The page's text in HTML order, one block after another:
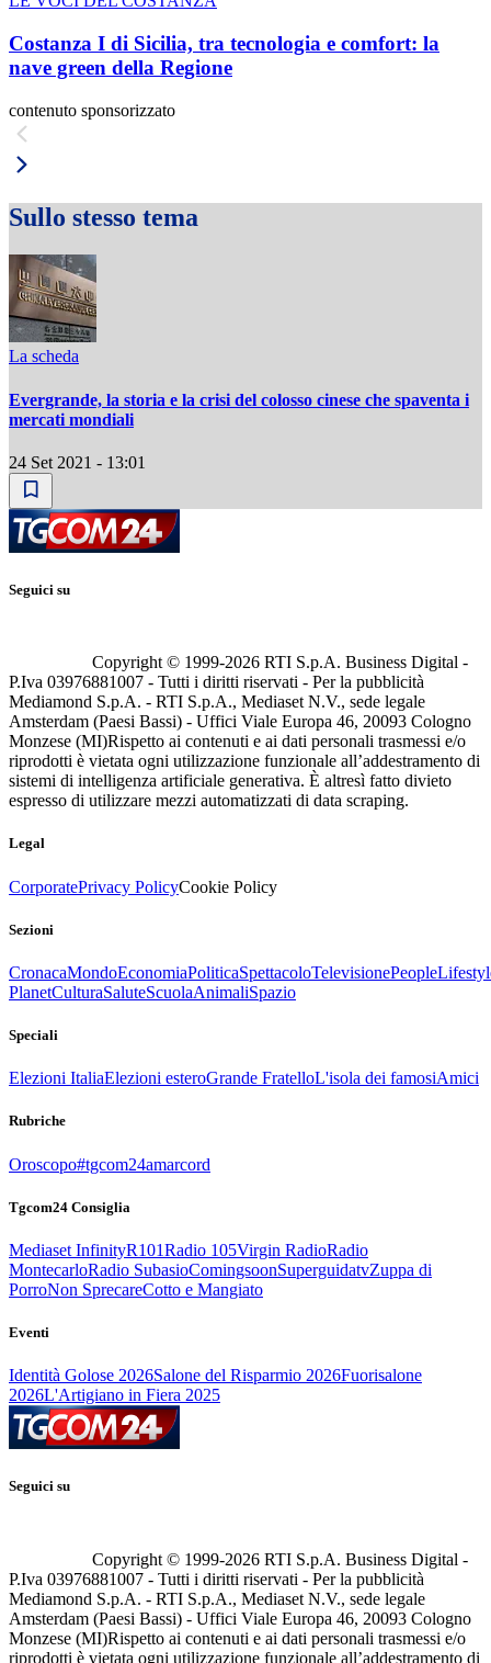
Costanza I di Sicilia, tra tecnologia e comfort: la
nave green della Regione
contenuto sponsorizzato
Sullo stesso tema
La scheda
Evergrande, la storia e la crisi del colosso cinese che spaventa i
mercati mondiali
24 Set 2021 - 13:01
Seguici su
Copyright © 1999-2026 RTI S.p.A. Business Digital -
P.Iva 03976881007 - Tutti i diritti riservati - Per la pubblicità
Mediamond S.p.A. - RTI S.p.A., Mediaset N.V., sede legale
Amsterdam (Paesi Bassi) - Uffici Viale Europa 46, 20093 Cologno
Monzese (MI)Rispetto ai contenuti e ai dati personali trasmessi e/o
riprodotti è vietata ogni utilizzazione funzionale all’addestramento di
sistemi di intelligenza artificiale generativa. È altresì fatto divieto
espresso di utilizzare mezzi automatizzati di data scraping.
Legal
CorporatePrivacy PolicyCookie Policy
Sezioni
CronacaMondoEconomiaPoliticaSpettacoloTelevisionePeople
PlanetCulturaSaluteScuolaAnimaliSpazio
Speciali
Elezioni ItaliaElezioni esteroGrande FratelloL'isola dei famosiAmici
Rubriche
Oroscopo#tgcom24amarcord
Tgcom24 Consiglia
Mediaset InfinityR101Radio 105Virgin RadioRadio
MontecarloRadio SubasioComingsoonSuperguidatvZuppa di
PorroNon SprecareCotto e Mangiato
Eventi
Identità Golose 2026Salone del Risparmio 2026Fuorisalone
2026L'Artigiano in Fiera 2025
Seguici su
Copyright © 1999-2026 RTI S.p.A. Business Digital -
P.Iva 03976881007 - Tutti i diritti riservati - Per la pubblicità
Mediamond S.p.A. - RTI S.p.A., Mediaset N.V., sede legale
Amsterdam (Paesi Bassi) - Uffici Viale Europa 46, 20093 Cologno
Monzese (MI)Rispetto ai contenuti e ai dati personali trasmessi e/o
riprodotti è vietata ogni utilizzazione funzionale all’addestramento di